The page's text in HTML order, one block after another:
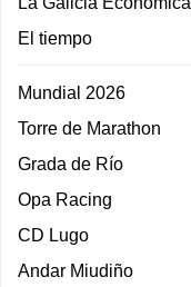
El tiempo
Mundial 2026
Torre de Marathon
Grada de Río
Opa Racing
CD Lugo
Andar Miudiño